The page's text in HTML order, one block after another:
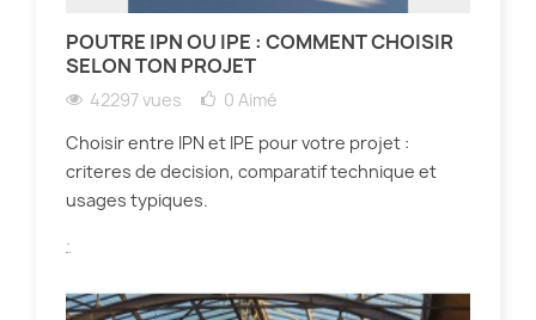
POUTRE IPN OU IPE : COMMENT CHOISIR
SELON TON PROJET
42297 vues 0 Aimé
Choisir entre IPN et IPE pour votre projet :
criteres de decision, comparatif technique et
usages typiques.
.